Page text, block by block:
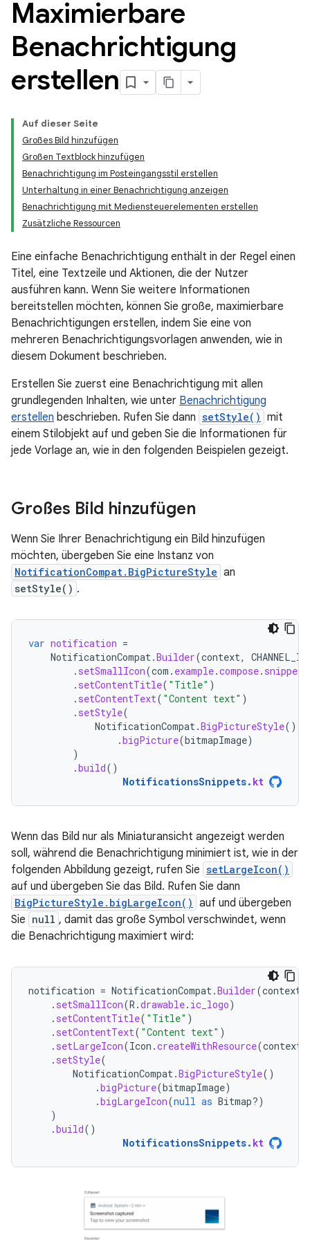
Maximierbare
Benachrichtigung
erstellen
Auf dieser Seite
Großes Bild hinzufügen
Großen Textblock hinzufügen
Benachrichtigung im Posteingangsstil erstellen
Unterhaltung in einer Benachrichtigung anzeigen
Benachrichtigung mit Mediensteuerelementen erstellen
Zusätzliche Ressourcen
Eine einfache Benachrichtigung enthält in der Regel einen
Titel, eine Textzeile und Aktionen, die der Nutzer
ausführen kann. Wenn Sie weitere Informationen
bereitstellen möchten, können Sie große, maximierbare
Benachrichtigungen erstellen, indem Sie eine von
mehreren Benachrichtigungsvorlagen anwenden, wie in
diesem Dokument beschrieben.
Erstellen Sie zuerst eine Benachrichtigung mit allen
grundlegenden Inhalten, wie unter Benachrichtigung
erstellen beschrieben. Rufen Sie dann setStyle() mit
einem Stilobjekt auf und geben Sie die Informationen für
jede Vorlage an, wie in den folgenden Beispielen gezeigt.
Großes Bild hinzufügen
Wenn Sie Ihrer Benachrichtigung ein Bild hinzufügen
möchten, übergeben Sie eine Instanz von
NotificationCompat.BigPictureStyle an
setStyle() .
var notification =
NotificationCompat.Builder(context, CHANNEL_ID
. setSmallIcon(com . example.compose. snippets
. setContentTitle( "Title" )
. setContentText( "Content text" )
. setStyle(
NotificationCompat.BigPictureStyle()
.bigPicture(bitmapImage)
)
.build()
NotificationsSnippets. kt
Wenn das Bild nur als Miniaturansicht angezeigt werden
soll, während die Benachrichtigung minimiert ist, wie in der
folgenden Abbildung gezeigt, rufen Sie setLargeIcon()
auf und übergeben Sie das Bild. Rufen Sie dann
BigPictureStyle.bigLargeIcon() auf und übergeben
Sie null , damit das große Symbol verschwindet, wenn
die Benachrichtigung maximiert wird:
notification = NotificationCompat.Builder(context
. setSmallIcon(R .drawable. ic_logo)
. setContentTitle( "Title" )
. setContentText( "Content text" )
. setLargeIcon(Icon .createWithResource(context
. setStyle(
NotificationCompat.BigPictureStyle()
.bigPicture(bitmapImage)
.bigLargeIcon(null as Bitmap?)
)
.build()
NotificationsSnippets. kt